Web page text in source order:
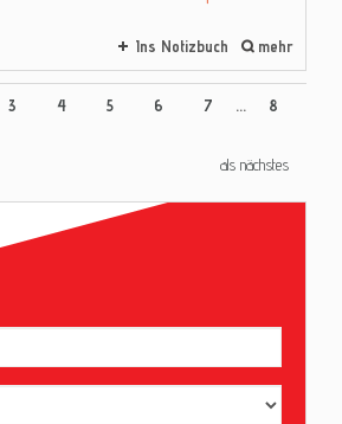
Ins Notizbuch mehr
3 4 5 6 7 ... 8
als nächstes